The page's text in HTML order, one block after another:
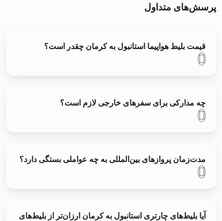
پرسش‌های متداول
قیمت بلیط هواپیما استانبول به کرمان چقدر است؟
چه مدارکی برای سفرهای خارجی لازم است؟
مدت‌زمان پروازهای بین‌المللی به چه عواملی بستگی دارد؟
آیا بلیط‌های چارتری استانبول به کرمان ارزان‌تر از بلیط‌های